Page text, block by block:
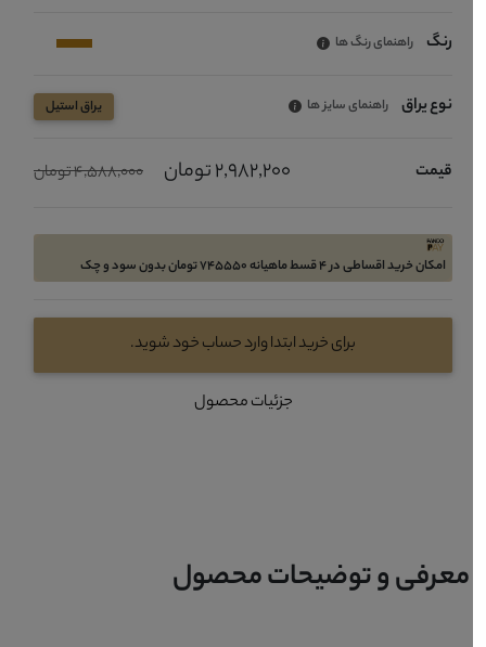
رنگ راهنمای رنگ ها
نوع یراق راهنمای سایز ها یراق استیل
قیمت 2,982,200 تومان 4,588,000 تومان
امکان خرید اقساطی در 4 قسط ماهیانه 745550 تومان بدون سود و چک
برای خرید ابتدا وارد حساب خود شوید.
جزئیات محصول
معرفی و توضیحات محصول